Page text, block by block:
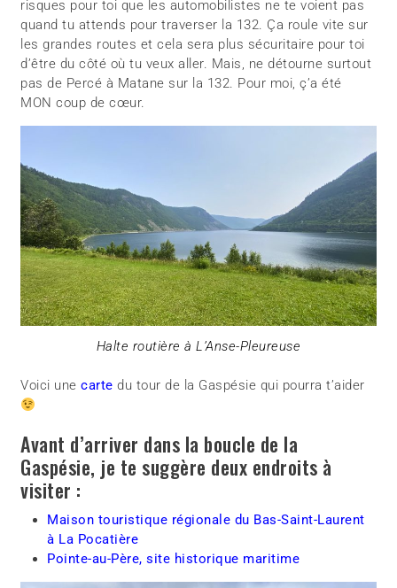
risques pour toi que les automobilistes ne te voient pas
quand tu attends pour traverser la 132. Ça roule vite sur
les grandes routes et cela sera plus sécuritaire pour toi
d’être du côté où tu veux aller. Mais, ne détourne surtout
pas de Percé à Matane sur la 132. Pour moi, ç’a été
MON coup de cœur.
Halte routière à L’Anse-Pleureuse
Voici unecarte du tour de la Gaspésie qui pourra t’aider
Avant d’arriver dans la boucle de la
Gaspésie, je te suggère deux endroits à
visiter :
Maison touristique régionale du Bas-Saint-Laurent
à La Pocatière
Pointe-au-Père, site historique maritime